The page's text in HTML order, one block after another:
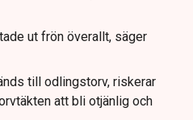
ut frön överallt, säger
till odlingstorv, riskerar
att bli otjänlig och